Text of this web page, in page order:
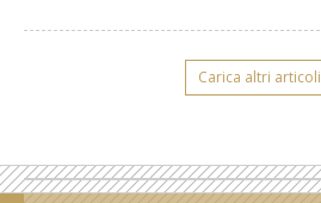
Carica altri articoli